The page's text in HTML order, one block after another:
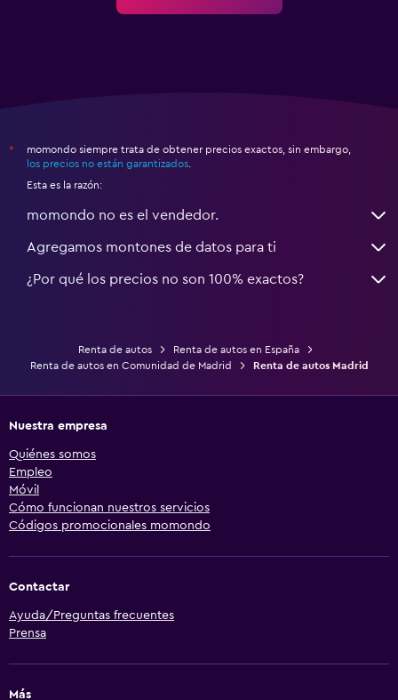
*
momondo siempre trata de obtener precios exactos, sin embargo,
los precios no están garantizados
Esta es la razón:
momondo no es el vendedor.
Agregamos montones de datos para ti
¿Por qué los precios no son 100% exactos?
Renta de autos
Renta de autos en España
Renta de autos en Comunidad de Madrid
Renta de autos Madrid
Nuestra empresa
Quiénes somos
Empleo
Móvil
Cómo funcionan nuestros servicios
Códigos promocionales momondo
Contactar
Ayuda/Preguntas frecuentes
Prensa
Más